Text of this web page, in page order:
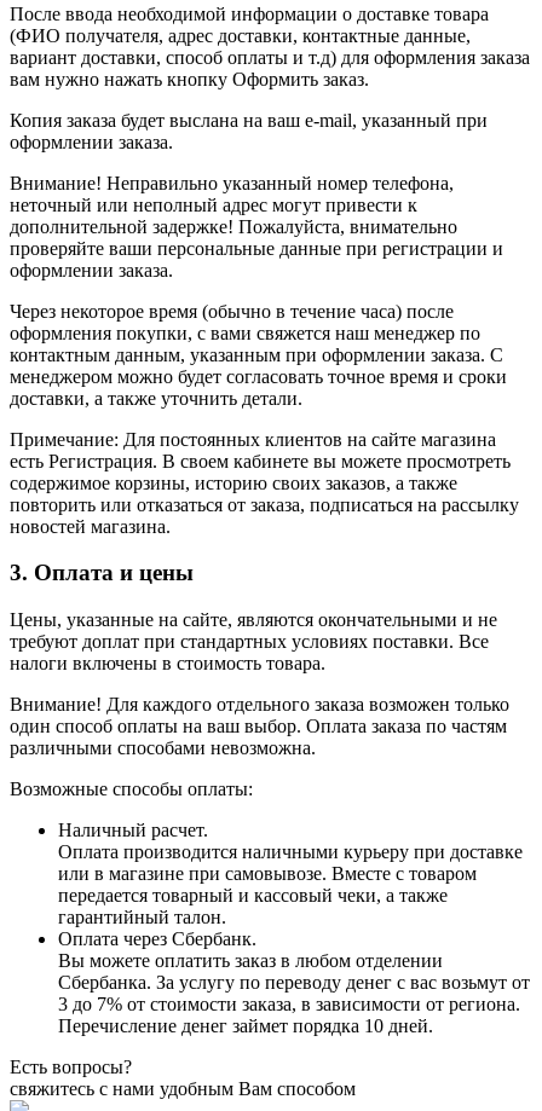
После ввода необходимой информации о доставке товара
(ФИО получателя, адрес доставки, контактные данные,
вариант доставки, способ оплаты и т.д) для оформления заказа
вам нужно нажать кнопку Оформить заказ.
Копия заказа будет выслана на ваш e-mail, указанный при
оформлении заказа.
Внимание! Неправильно указанный номер телефона,
неточный или неполный адрес могут привести к
дополнительной задержке! Пожалуйста, внимательно
проверяйте ваши персональные данные при регистрации и
оформлении заказа.
Через некоторое время (обычно в течение часа) после
оформления покупки, с вами свяжется наш менеджер по
контактным данным, указанным при оформлении заказа. С
менеджером можно будет согласовать точное время и сроки
доставки, а также уточнить детали.
Примечание: Для постоянных клиентов на сайте магазина
есть Регистрация. В своем кабинете вы можете просмотреть
содержимое корзины, историю своих заказов, а также
повторить или отказаться от заказа, подписаться на рассылку
новостей магазина.
3. Оплата и цены
Цены, указанные на сайте, являются окончательными и не
требуют доплат при стандартных условиях поставки. Все
налоги включены в стоимость товара.
Внимание! Для каждого отдельного заказа возможен только
один способ оплаты на ваш выбор. Оплата заказа по частям
различными способами невозможна.
Возможные способы оплаты:
Наличный расчет.
Оплата производится наличными курьеру при доставке
или в магазине при самовывозе. Вместе с товаром
передается товарный и кассовый чеки, а также
гарантийный талон.
Оплата через Сбербанк.
Вы можете оплатить заказ в любом отделении
Сбербанка. За услугу по переводу денег с вас возьмут от
3 до 7% от стоимости заказа, в зависимости от региона.
Перечисление денег займет порядка 10 дней.
Есть вопросы?
свяжитесь с нами удобным Вам способом